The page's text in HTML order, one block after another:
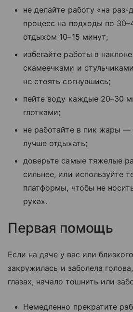
не делайте работу «на раз-
процесс на подходы по
отдыхом 10–15 минут;
избегайте работы в
скамеечками и
не стоять согнувшись;
пейте воду каждые 20–30
глотками;
не работайте в пик жары —
лучше отдыхать;
доверьте самые тяжелые
сильнее, или используйте
платформы, чтобы не
руках.
Первая помощь
Если на даче у вас или
закружилась и заболела
глазах, начало тошнить или
Немедленно прекратите